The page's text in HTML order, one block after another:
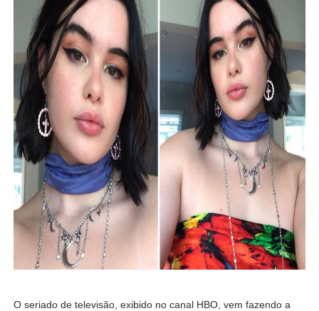
O seriado de televisão, exibido no canal HBO, vem fazendo a